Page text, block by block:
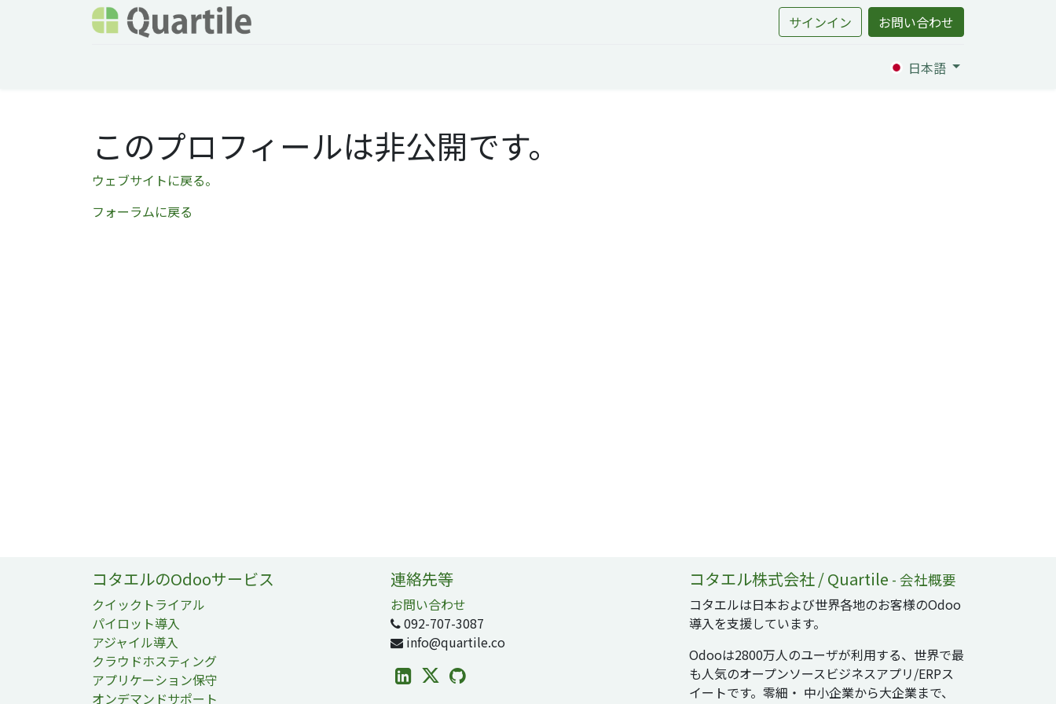
サインイン お問い合わせ
日本語
このプロフィールは非公開です。
ウェブサイトに戻る。
フォーラムに戻る
コタエルのOdooサービス
クイックトライアル
パイロット導入
アジャイル導入
クラウドホスティング
アプリケーション保守
オンデマンドサポート
連絡先等
お問い合わせ
092-707-3087
info@quartile.co
コタエル株式会社 / Quartile - 会社概要
コタエルは日本および世界各地のお客様のOdoo
導入を支援しています。
Odooは2800万人のユーザが利用する、世界で最
も人気のオープンソースビジネスアプリ/ERPス
イートです。零細・ 中小企業から大企業まで、